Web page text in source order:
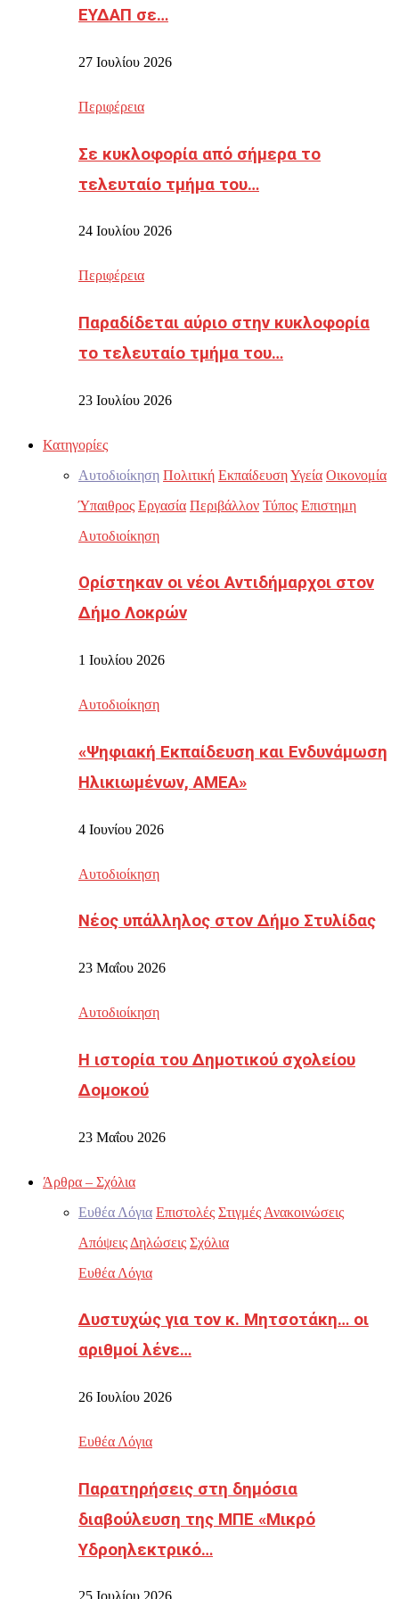
ΕΥΔΑΠ σε…
27 Ιουλίου 2026
Περιφέρεια
Σε κυκλοφορία από σήμερα το
τελευταίο τμήμα του…
24 Ιουλίου 2026
Περιφέρεια
Παραδίδεται αύριο στην κυκλοφορία
το τελευταίο τμήμα του…
23 Ιουλίου 2026
Κατηγορίες
Αυτοδιοίκηση Πολιτική ΕκπαίδευσηΥγεία Οικονομία
Ύπαιθρος Εργασία Περιβάλλον Τύπος Επιστημη
Αυτοδιοίκηση
Ορίστηκαν οι νέοι Αντιδήμαρχοι στον
Δήμο Λοκρών
1 Ιουλίου 2026
Αυτοδιοίκηση
«Ψηφιακή Εκπαίδευση και Ενδυνάμωση
Ηλικιωμένων, ΑΜΕΑ»
4 Ιουνίου 2026
Αυτοδιοίκηση
Νέος υπάλληλος στον Δήμο Στυλίδας
23 Μαΐου 2026
Αυτοδιοίκηση
Η ιστορία του Δημοτικού σχολείου
Δομοκού
23 Μαΐου 2026
Άρθρα – Σχόλια
Ευθέα Λόγια Επιστολές Στιγμές Ανακοινώσεις
Απόψεις Δηλώσεις Σχόλια
Ευθέα Λόγια
Δυστυχώς για τον κ. Μητσοτάκη… οι
αριθμοί λένε…
26 Ιουλίου 2026
Ευθέα Λόγια
Παρατηρήσεις στη δημόσια
διαβούλευση της ΜΠΕ «Μικρό
Υδροηλεκτρικό…